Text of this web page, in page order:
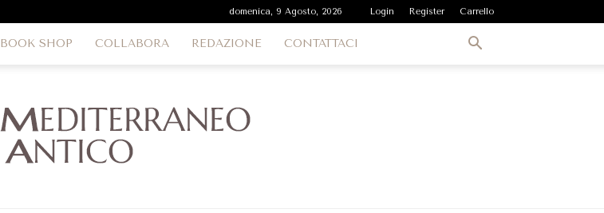
domenica, 9 Agosto, 2026 Login Register Carrello
BOOK SHOP COLLABORA REDAZIONE CONTATTACI